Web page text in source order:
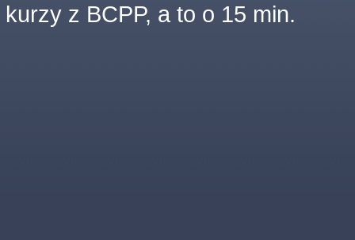
kurzy z BCPP, a to o 15 min.